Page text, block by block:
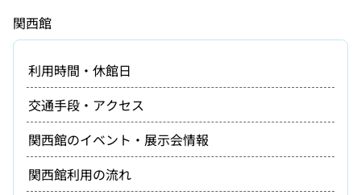
関西館
利用時間・休館日
交通手段・アクセス
関西館のイベント・展示会情報
関西館利用の流れ